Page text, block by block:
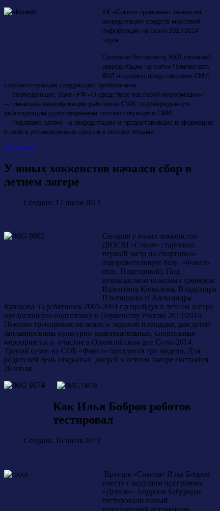
ХК «Сокол» принимает заявки на
аккредитацию средств массовой
информации на сезон 2013-2014
годов.
Согласно Регламенту ВХЛ сезонной
аккредитации на матчи Чемпионата
ВХЛ подлежат представители СМИ,
соответствующие следующим требованиям:
— соблюдающие Закон РФ «О средствах массовой информации»;
— имеющие квалификацию работника СМИ, подтвержденную
действующим удостоверением соответствующего СМИ;
— подавшие заявку на аккредитацию и предоставившие информацию
о себе в установленные сроки и в полном объеме.
Подробнее...
У юных хоккеистов начался сбор в
летнем лагере
Создано: 17 июля 2013
Сегодня у юных хоккеистов
ДЮСШ «Сокол» стартовал
первый заезд на спортивно-
оздоровительную базу «Факел»
(пос. Подгорный). Под
руководством опытных тренеров
Валентина Копылова, Владимира
Плотникова и Александра
Кулакова 55 ребятишек 2003-2004 г.р пройдут в летнем лагере
предсезонную подготовку к Первенству России 2013/2014.
Помимо тренировок на земле и ледовой площадке, для детей
запланированы культурно-развлекательные, спортивные
мероприятия и участие в Олимпийском дне Сочи-2014.
Трений сезон на СОБ «Факел» продлится три недели. Для
родителей день открытых дверей в летнем лагере состоится
28 июля.
Как Илья Бобров роботов
тестировал
Создано: 16 июля 2013
Вратарь «Сокола» Илья Бобров
вместе с ведущим программы
«Детали» Андреем Бабуридзе
тестировали новый
красноярский аттракцион.